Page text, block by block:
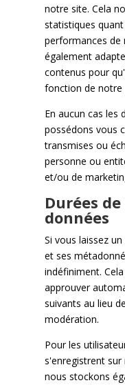
notre site. Cela
statistiques
performances de
également
contenus pour
fonction de notre
En aucun cas les
possédons vous
transmises ou
personne ou
et/ou de
Durées
données
Si vous laissez
et ses
indéfiniment.
approuver
suivants au lieu
modération.
Pour les
s'enregistrent sur
nous stockons